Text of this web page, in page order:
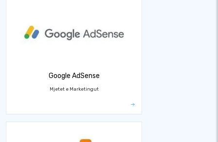
Google AdSense
Mjetet e Marketingut